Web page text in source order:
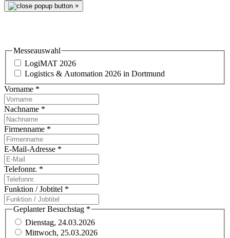
×
Messeauswahl
LogiMAT 2026
Logistics & Automation 2026 in Dortmund
Vorname *
Nachname *
Firmenname *
E-Mail-Adresse *
Telefonnr. *
Funktion / Jobtitel *
Geplanter Besuchstag *
Dienstag, 24.03.2026
Mittwoch, 25.03.2026